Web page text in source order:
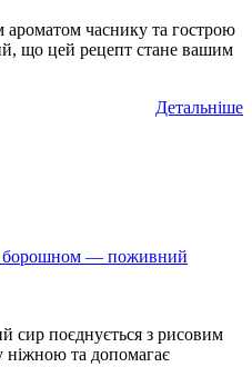
ароматом часнику та гострою
що цей рецепт стане вашим
Детальніше
борошном — поживний
сир поєднується з рисовим
ніжною та допомагає